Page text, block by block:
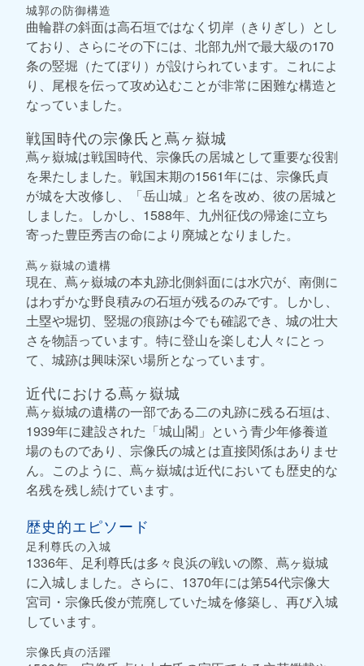
城郭の防御構造
曲輪群の斜面は高石垣ではなく切岸（きりぎし）とし
ており、さらにその下には、北部九州で最大級の170
条の竪堀（たてぼり）が設けられています。これによ
り、尾根を伝って攻め込むことが非常に困難な構造と
なっていました。
戦国時代の宗像氏と蔦ヶ嶽城
蔦ヶ嶽城は戦国時代、宗像氏の居城として重要な役割
を果たしました。戦国末期の1561年には、宗像氏貞
が城を大改修し、「岳山城」と名を改め、彼の居城と
しました。しかし、1588年、九州征伐の帰途に立ち
寄った豊臣秀吉の命により廃城となりました。
蔦ヶ嶽城の遺構
現在、蔦ヶ嶽城の本丸跡北側斜面には水穴が、南側に
はわずかな野良積みの石垣が残るのみです。しかし、
土塁や堀切、竪堀の痕跡は今でも確認でき、城の壮大
さを物語っています。特に登山を楽しむ人々にとっ
て、城跡は興味深い場所となっています。
近代における蔦ヶ嶽城
蔦ヶ嶽城の遺構の一部である二の丸跡に残る石垣は、
1939年に建設された「城山閣」という青少年修養道
場のものであり、宗像氏の城とは直接関係はありませ
ん。このように、蔦ヶ嶽城は近代においても歴史的な
名残を残し続けています。
歴史的エピソード
足利尊氏の入城
1336年、足利尊氏は多々良浜の戦いの際、蔦ヶ嶽城
に入城しました。さらに、1370年には第54代宗像大
宮司・宗像氏俊が荒廃していた城を修築し、再び入城
しています。
宗像氏貞の活躍